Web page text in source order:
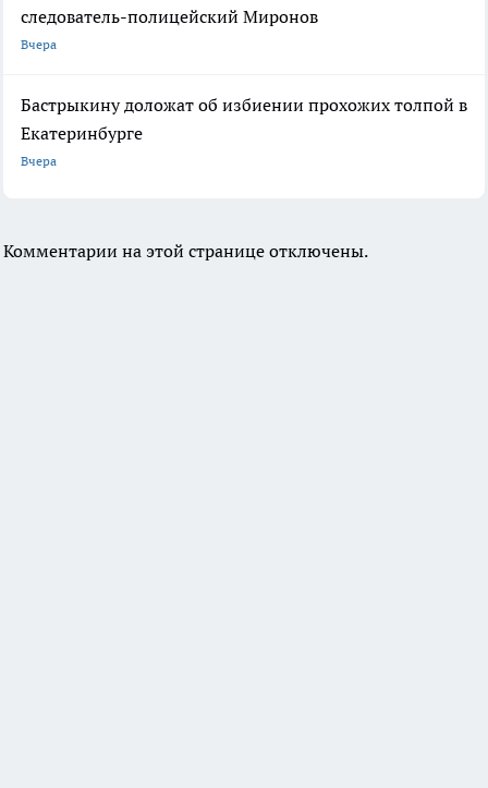
следователь-полицейский Миронов
Вчера
Бастрыкину доложат об избиении прохожих толпой в
Екатеринбурге
Вчера
Комментарии на этой странице отключены.